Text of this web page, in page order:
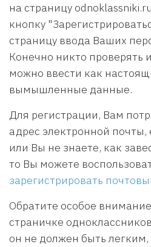
на страницу
кнопку
страницу ввода Ваших
Конечно никто проверять
можно ввести как
вымышленные данные.
Для регистрации, Вам
адрес электронной почты,
или Вы не знаете, как
то Вы можете
зарегистрировать
Обратите особое
страничке
он не должен быть